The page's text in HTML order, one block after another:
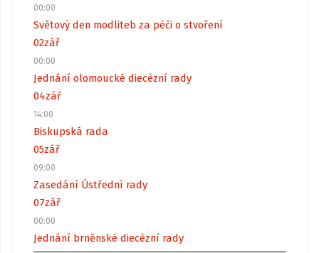
00:00
Světový den modliteb za péči o stvoření
02zář
00:00
Jednání olomoucké diecézní rady
04zář
14:00
Biskupská rada
05zář
09:00
Zasedání Ústřední rady
07zář
00:00
Jednání brněnské diecézní rady